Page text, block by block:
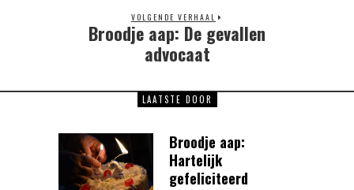
VOLGENDE VERHAAL
Next
Broodje aap: De gevallen
advocaat
LAATSTE DOOR
Broodje aap:
Hartelijk
gefeliciteerd